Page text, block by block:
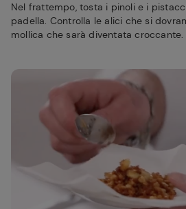
Nel frattempo, tosta i pinoli e i
padella. Controlla le alici che si
mollica che sarà diventata croccante.